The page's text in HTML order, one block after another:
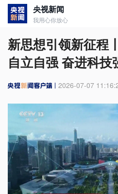
央视新闻
我用心你放心
新思想引领新征程
自立自强 奋进科技
2026-07-07